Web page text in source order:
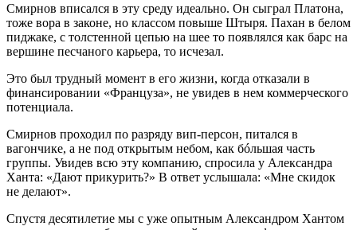
Смирнов вписался в эту среду идеально. Он сыграл Платона,
тоже вора в законе, но классом повыше Штыря. Пахан в белом
пиджаке, с толстенной цепью на шее то появлялся как барс на
вершине песчаного карьера, то исчезал.
Это был трудный момент в его жизни, когда отказали в
финансировании «Француза», не увидев в нем коммерческого
потенциала.
Смирнов проходил по разряду вип-персон, питался в
вагончике, а не под открытым небом, как бóльшая часть
группы. Увидев всю эту компанию, спросила у Александра
Ханта: «Дают прикурить?» В ответ услышала: «Мне скидок
не делают».
Спустя десятилетие мы с уже опытным Александром Хантом